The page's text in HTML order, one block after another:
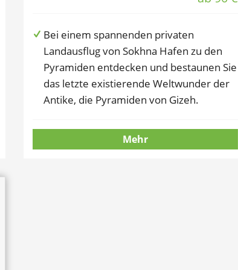
Bei einem spannenden privaten
Landausflug von Sokhna Hafen zu den
Pyramiden entdecken und bestaunen Sie
das letzte existierende Weltwunder der
Antike, die Pyramiden von Gizeh.
Mehr